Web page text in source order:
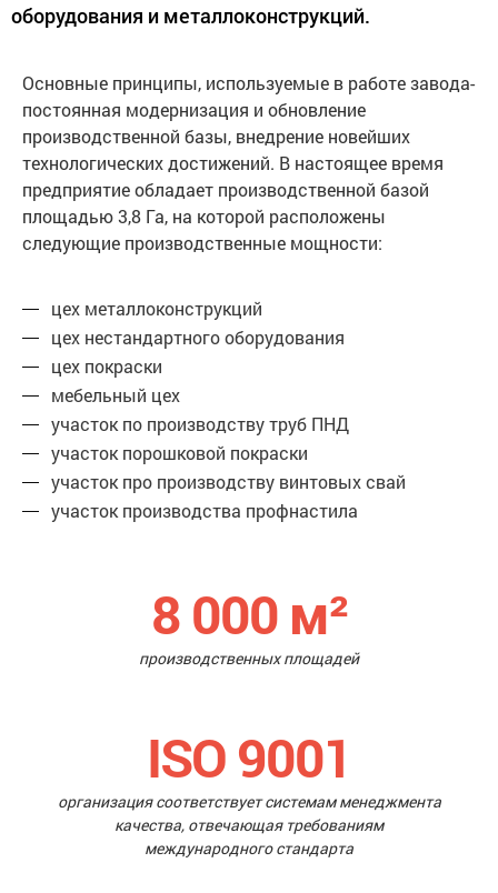
оборудования и металлоконструкций.
Основные принципы, используемые в работе завода-
постоянная модернизация и обновление
производственной базы, внедрение новейших
технологических достижений. В настоящее время
предприятие обладает производственной базой
площадью 3,8 Га, на которой расположены
следующие производственные мощности:
цех металлоконструкций
цех нестандартного оборудования
цех покраски
мебельный цех
участок по производству труб ПНД
участок порошковой покраски
участок про производству винтовых свай
участок производства профнастила
8 000 м²
производственных площадей
ISO 9001
организация соответствует системам менеджмента
качества, отвечающая требованиям
международного стандарта